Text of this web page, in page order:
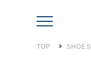
TOP SHOES